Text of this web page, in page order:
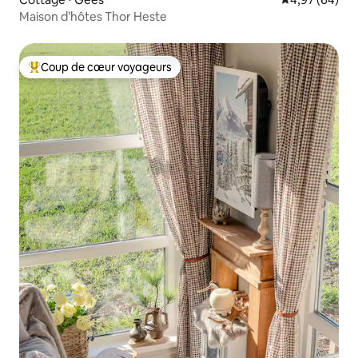
Maison d’hôtes Thor Heste
Coups de cœur voyageurs les plus appréciés
Coup de cœur voyageurs